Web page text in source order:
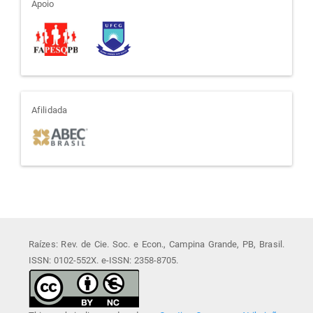
apoio
Apoio
afiliada
Afilidada
Raízes: Rev. de Cie. Soc. e Econ., Campina Grande, PB, Brasil.
ISSN: 0102-552X. e-ISSN: 2358-8705.